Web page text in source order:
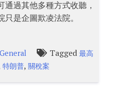
通過其他多種方式收聽，
是企圖欺凌法院。
General Tagged 最高
特朗普,關稅案